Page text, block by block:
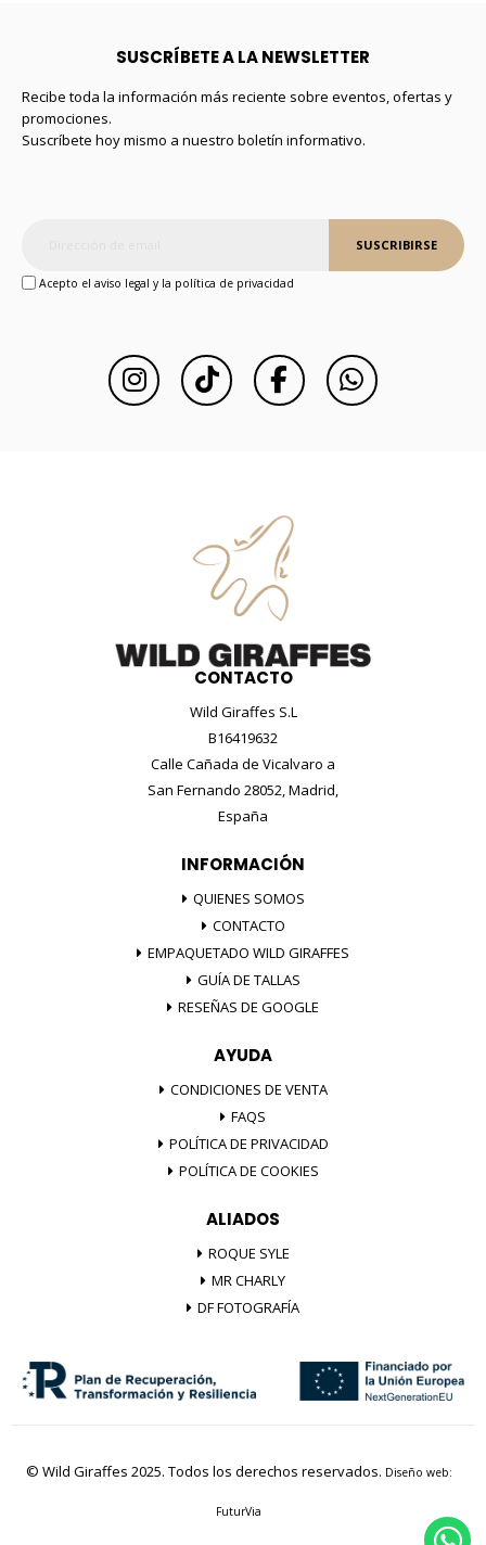
SUSCRÍBETE A LA NEWSLETTER
Recibe toda la información más reciente sobre eventos, ofertas y
promociones.
Suscríbete hoy mismo a nuestro boletín informativo.
Acepto el aviso legal y la política de privacidad
SUSCRIBIRSE
CONTACTO
Wild Giraffes S.L
B16419632
Calle Cañada de Vicalvaro a
San Fernando 28052, Madrid,
España
INFORMACIÓN
QUIENES SOMOS
CONTACTO
EMPAQUETADO WILD GIRAFFES
GUÍA DE TALLAS
RESEÑAS DE GOOGLE
AYUDA
CONDICIONES DE VENTA
FAQS
POLÍTICA DE PRIVACIDAD
POLÍTICA DE COOKIES
ALIADOS
ROQUE SYLE
MR CHARLY
DF FOTOGRAFÍA
© Wild Giraffes 2025. Todos los derechos reservados. Diseño web:
FuturVia